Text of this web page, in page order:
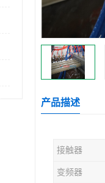
产品描述
接触器
变频器